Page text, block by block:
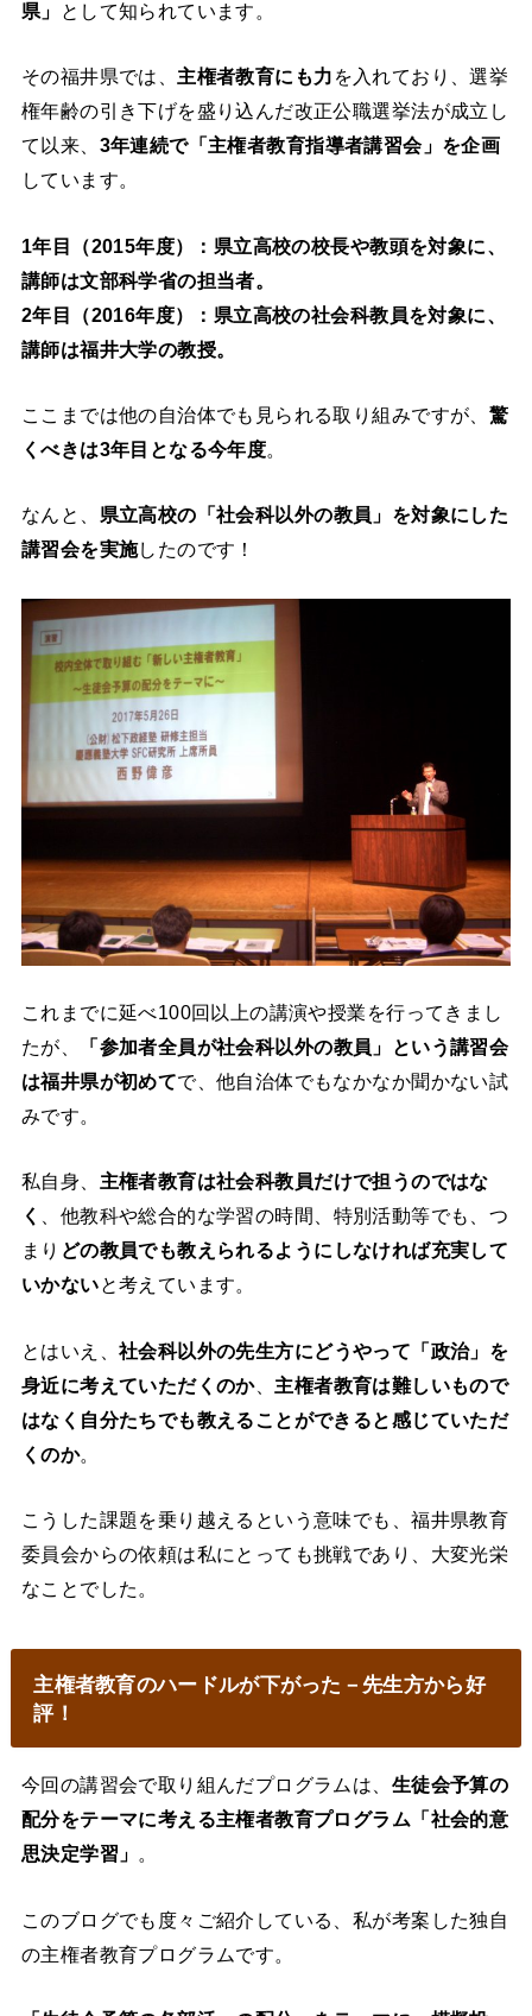
県」
として知られています。
その福井県では、 主権者教育にも力 を入れており、選挙
権年齢の引き下げを盛り込んだ改正公職選挙法が成立し
て以来、 3年連続で「主権者教育指導者講習会」を企画
しています。
1年目（2015年度）：県立高校の校長や教頭を対象に、
講師は文部科学省の担当者。
2年目（2016年度）：県立高校の社会科教員を対象に、
講師は福井大学の教授。
ここまでは他の自治体でも見られる取り組みですが、 驚
くべきは3年目となる今年度。
なんと、 県立高校の「社会科以外の教員」を対象にした
講習会を実施したのです！
これまでに延べ100回以上の講演や授業を行ってきまし
たが、
「参加者全員が社会科以外の教員」という講習会
は福井県が初めてで、他自治体でもなかなか聞かない試
みです。
私自身、 主権者教育は社会科教員だけで担うのではな
く
、他教科や総合的な学習の時間、特別活動等でも、つ
まり どの教員でも教えられるようにしなければ充実して
いかないと考えています。
とはいえ、 社会科以外の先生方にどうやって「政治」を
身近に考えていただくのか、 主権者教育は難しいもので
はなく自分たちでも教えることができると感じていただ
くのか。
こうした課題を乗り越えるという意味でも、福井県教育
委員会からの依頼は私にとっても挑戦であり、大変光栄
なことでした。
主権者教育のハードルが下がった－先生方から好
評！
今回の講習会で取り組んだプログラムは、 生徒会予算の
配分をテーマに考える主権者教育プログラム「社会的意
思決定学習」 。
このブログでも度々ご紹介している、私が考案した独自
の主権者教育プログラムです。